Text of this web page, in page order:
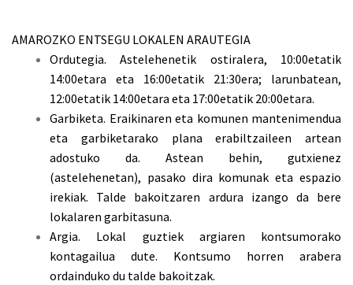
AMAROZKO ENTSEGU LOKALEN ARAUTEGIA
Ordutegia. Astelehenetik ostiralera, 10:00etatik
14:00etara eta 16:00etatik 21:30era; larunbatean,
12:00etatik 14:00etara eta 17:00etatik 20:00etara.
Garbiketa. Eraikinaren eta komunen mantenimendua
eta garbiketarako plana erabiltzaileen artean
adostuko da. Astean behin, gutxienez
(astelehenetan), pasako dira komunak eta espazio
irekiak. Talde bakoitzaren ardura izango da bere
lokalaren garbitasuna.
Argia. Lokal guztiek argiaren kontsumorako
kontagailua dute. Kontsumo horren arabera
ordainduko du talde bakoitzak.